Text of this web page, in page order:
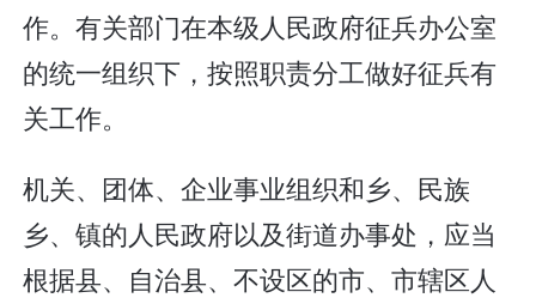
作。有关部门在本级人民政府征兵办公室
的统一组织下，按照职责分工做好征兵有
关工作。
机关、团体、企业事业组织和乡、民族
乡、镇的人民政府以及街道办事处，应当
根据县、自治县、不设区的市、市辖区人